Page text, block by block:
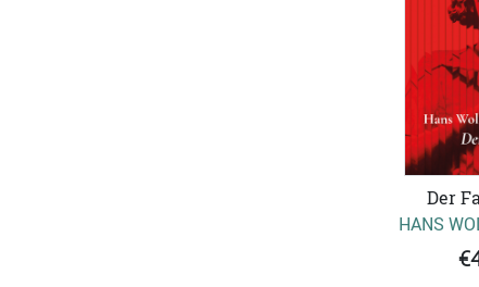
Der
HANS